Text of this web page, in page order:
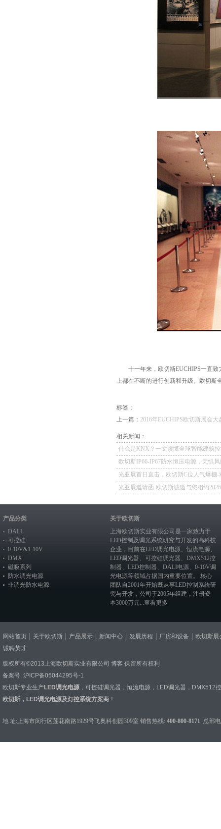
十一年来，欧切斯EUCHIPS一直致
上都在不断的进行创新和升级。欧切斯
标签：
上一篇： 2016年EUCHIPS欧切斯展会大
相关新闻：
什么是KNX？一文读懂全球智能建筑
欧切斯IP66-IP67防水恒压电源，无惧
如一
光亚展首日直击，欧切斯C位人气爆棚-
冕，实力再出圈
光亚展邀请函-欧切斯诚邀与您相约
产品分类
DALI
可控硅
0-10V&1-10V
DMX
磁吸系列
防水调光电源
非调光防水电源
关于欧切斯
上海欧切斯实业有限公司是一家致力于
LED控制及调光系统研究与开发的高科技
企业，目前在LED调光电源、恒流电源、
LED调光器、 可控硅调光器、 DMX512控
制器、 LED控制器、 DALI电源、 0-10V调
光电源等领域占据国内重要位置。 核心
团队自2001年开始既从事LED控制系统研
究与开发，公司于2005年组建，注册资
本3000万元...查看更多
网站首页 关于欧切斯 产品展示 新闻中心 发展历程 厂房和设备
欧切斯展
诚聘英才
版权所有©2013上海欧切斯实业有限公司 博客 保留所有权利
备案号: 沪ICP备05044295号-1
欧切斯专业生产LED调光电源 ， 可控硅调光器 ， 恒流电源 ， LED调光器 ， DMX512
欧切斯，LED调光电源及灯控系统方案商 ！
地 址:上海市闵行区莲花南路1929号飞奥科创园309室 销售热线: 400-800-8171 总部